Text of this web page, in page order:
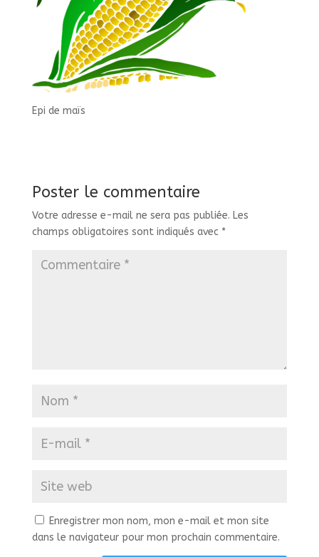
Epi de maïs
Poster le commentaire
Votre adresse e-mail ne sera pas publiée. Les
champs obligatoires sont indiqués avec *
Enregistrer mon nom, mon e-mail et mon site
dans le navigateur pour mon prochain commentaire.